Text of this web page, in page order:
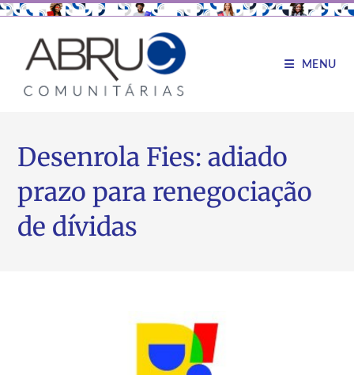
MENU
Desenrola Fies: adiado
prazo para renegociação
de dívidas